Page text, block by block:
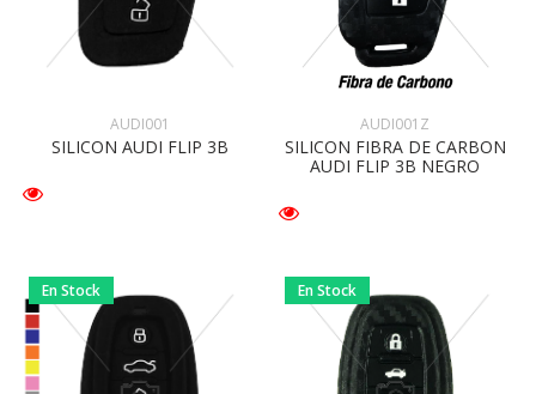
AUDI001
SILICON AUDI FLIP 3B
AUDI001Z
SILICON FIBRA DE CARBON
AUDI FLIP 3B NEGRO
En Stock En Stock